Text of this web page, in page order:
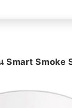
Smart Smoke